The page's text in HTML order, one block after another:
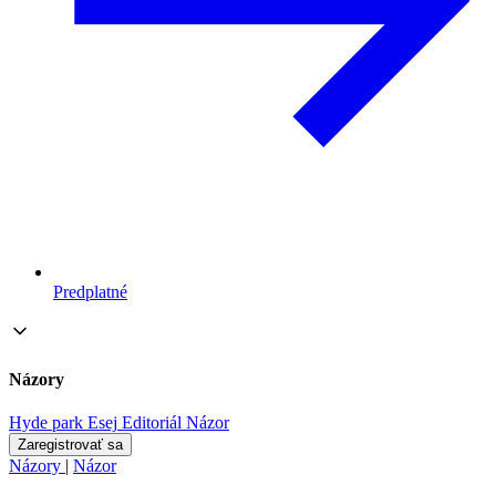
Predplatné
Názory
Hyde park Esej Editoriál Názor
Zaregistrovať sa
Názory | Názor